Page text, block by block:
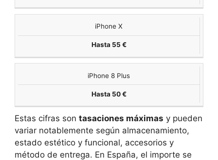
iPhone X
Hasta 55 €
iPhone 8 Plus
Hasta 50 €
Estas cifras son tasaciones máximas y pueden
variar notablemente según almacenamiento,
estado estético y funcional, accesorios y
método de entrega. En España, el importe se